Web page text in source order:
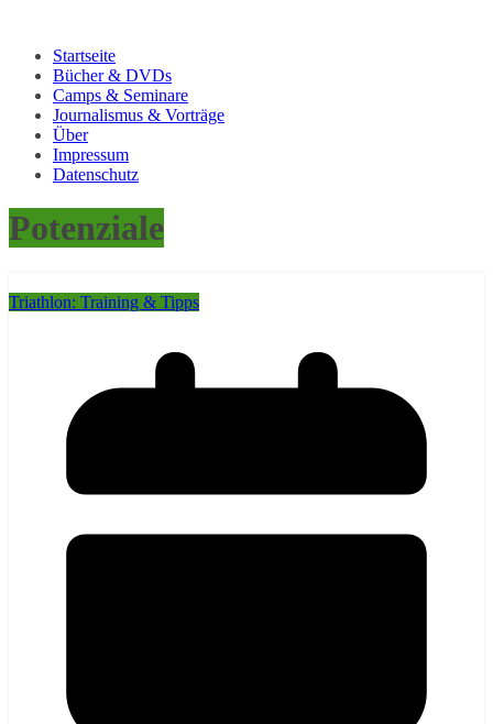
Startseite
Bücher & DVDs
Camps & Seminare
Journalismus & Vorträge
Über
Impressum
Datenschutz
Potenziale
Triathlon: Training & Tipps